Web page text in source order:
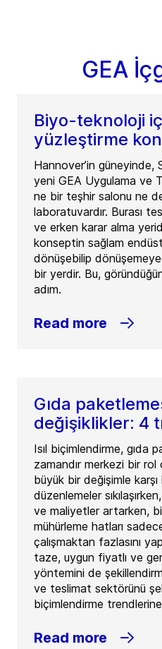
GEA
Biyo-teknoloji
yüzleştirme
Hannover’in güneyinde,
yeni GEA Uygulama ve
ne bir teşhir salonu ne
laboratuvardır. Burası
ve erken karar alma
konseptin sağlam
dönüşebilip
bir yerdir. Bu,
adım.
Read more
Gıda
değişiklikler: 4
Isıl biçimlendirme, gıda
zamandır merkezi bir rol
büyük bir değişimle karşı
düzenlemeler
ve maliyetler artarken,
mühürleme hatları
çalışmaktan fazlasını
taze, uygun fiyatlı ve
yöntemini de
ve teslimat sektörünü
biçimlendirme
Read more